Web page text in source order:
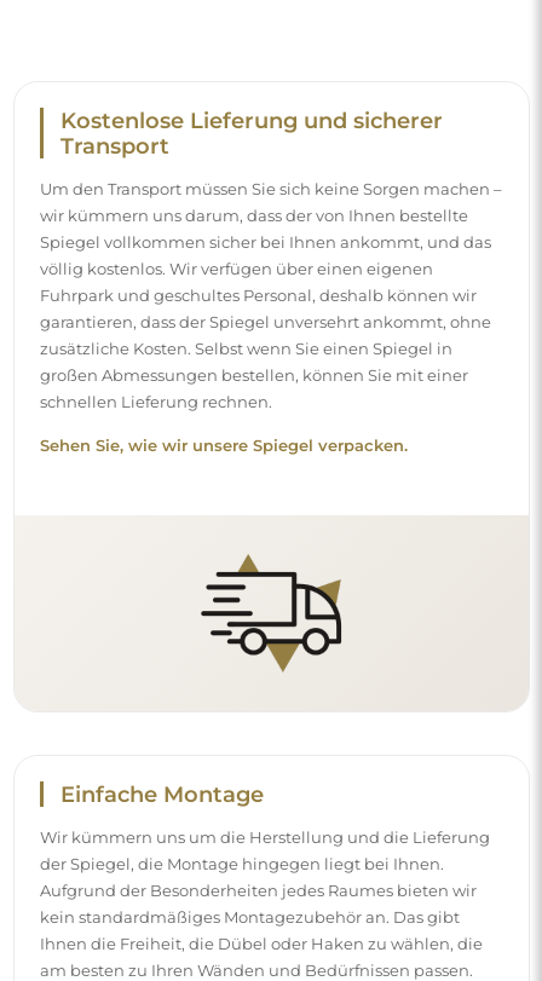
Kostenlose Lieferung und sicherer
Transport
Um den Transport müssen Sie sich keine Sorgen machen –
wir kümmern uns darum, dass der von Ihnen bestellte
Spiegel vollkommen sicher bei Ihnen ankommt, und das
völlig kostenlos. Wir verfügen über einen eigenen
Fuhrpark und geschultes Personal, deshalb können wir
garantieren, dass der Spiegel unversehrt ankommt, ohne
zusätzliche Kosten. Selbst wenn Sie einen Spiegel in
großen Abmessungen bestellen, können Sie mit einer
schnellen Lieferung rechnen.
Sehen Sie, wie wir unsere Spiegel verpacken.
Einfache Montage
Wir kümmern uns um die Herstellung und die Lieferung
der Spiegel, die Montage hingegen liegt bei Ihnen.
Aufgrund der Besonderheiten jedes Raumes bieten wir
kein standardmäßiges Montagezubehör an. Das gibt
Ihnen die Freiheit, die Dübel oder Haken zu wählen, die
am besten zu Ihren Wänden und Bedürfnissen passen.